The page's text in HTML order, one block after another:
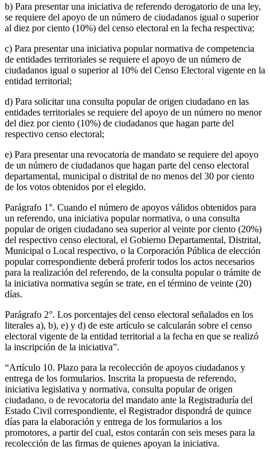
b) Para presentar una iniciativa de referendo derogatorio de una ley,
se requiere del apoyo de un número de ciudadanos igual o superior
al diez por ciento (10%) del censo electoral en la fecha respectiva;
c) Para presentar una iniciativa popular normativa de competencia
de entidades territoriales se requiere el apoyo de un número de
ciudadanos igual o superior al 10% del Censo Electoral vigente en la
entidad territorial;
d) Para solicitar una consulta popular de origen ciudadano en las
entidades territoriales se requiere del apoyo de un número no menor
del diez por ciento (10%) de ciudadanos que hagan parte del
respectivo censo electoral;
e) Para presentar una revocatoria de mandato se requiere del apoyo
de un número de ciudadanos que hagan parte del censo electoral
departamental, municipal o distrital de no menos del 30 por ciento
de los votos obtenidos por el elegido.
Parágrafo 1°. Cuando el número de apoyos válidos obtenidos para
un referendo, una iniciativa popular normativa, o una consulta
popular de origen ciudadano sea superior al veinte por ciento (20%)
del respectivo censo electoral, el Gobierno Departamental, Distrital,
Municipal o Local respectivo, o la Corporación Pública de elección
popular correspondiente deberá proferir todos los actos necesarios
para la realización del referendo, de la consulta popular o trámite de
la iniciativa normativa según se trate, en el término de veinte (20)
días.
Parágrafo 2°. Los porcentajes del censo electoral señalados en los
literales a), b), e) y d) de este artículo se calcularán sobre el censo
electoral vigente de la entidad territorial a la fecha en que se realizó
la inscripción de la iniciativa”.
“Artículo 10. Plazo para la recolección de apoyos ciudadanos y
entrega de los formularios. Inscrita la propuesta de referendo,
iniciativa legislativa y normativa, consulta popular de origen
ciudadano, o de revocatoria del mandato ante la Registraduría del
Estado Civil correspondiente, el Registrador dispondrá de quince
días para la elaboración y entrega de los formularios a los
promotores, a partir del cual, estos contarán con seis meses para la
recolección de las firmas de quienes apoyan la iniciativa.